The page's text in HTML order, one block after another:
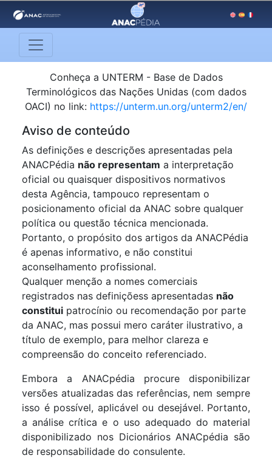
Conheça a UNTERM - Base de Dados
Terminológicos das Nações Unidas (com dados
OACI) no link: https://unterm.un.org/unterm2/en/
Aviso de conteúdo
As definições e descrições apresentadas pela
ANACPédia não representam a interpretação
oficial ou quaisquer dispositivos normativos
desta Agência, tampouco representam o
posicionamento oficial da ANAC sobre qualquer
política ou questão técnica mencionada.
Portanto, o propósito dos artigos da ANACPédia
é apenas informativo, e não constitui
aconselhamento profissional.
Qualquer menção a nomes comerciais
registrados nas definiçõess apresentadas não
constitui patrocínio ou recomendação por parte
da ANAC, mas possui mero caráter ilustrativo, a
título de exemplo, para melhor clareza e
compreensão do conceito referenciado.
Embora a ANACpédia procure disponibilizar
versões atualizadas das referências, nem sempre
isso é possível, aplicável ou desejável. Portanto,
a análise crítica e o uso adequado do material
disponibilizado nos Dicionários ANACpédia são
de responsabilidade do consulente.